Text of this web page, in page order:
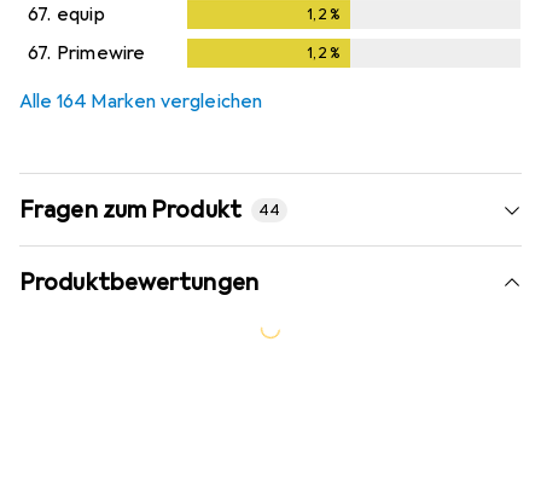
67. equip 1,2%
67. Primewire 1,2%
Alle 164 Marken vergleichen
Fragen zum Produkt 44
Produktbewertungen